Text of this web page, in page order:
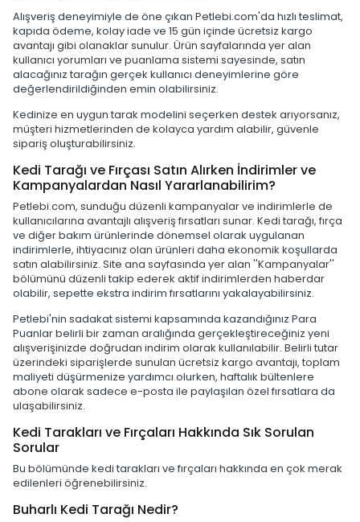
Alışveriş deneyimiyle de öne çıkan Petlebi.com'da hızlı teslimat,
kapıda ödeme, kolay iade ve 15 gün içinde ücretsiz kargo
avantajı gibi olanaklar sunulur. Ürün sayfalarında yer alan
kullanıcı yorumları ve puanlama sistemi sayesinde, satın
alacağınız tarağın gerçek kullanıcı deneyimlerine göre
değerlendirildiğinden emin olabilirsiniz.
Kedinize en uygun tarak modelini seçerken destek arıyorsanız,
müşteri hizmetlerinden de kolayca yardım alabilir, güvenle
sipariş oluşturabilirsiniz.
Kedi Tarağı ve Fırçası Satın Alırken İndirimler ve
Kampanyalardan Nasıl Yararlanabilirim?
Petlebi.com, sunduğu düzenli kampanyalar ve indirimlerle de
kullanıcılarına avantajlı alışveriş fırsatları sunar. Kedi tarağı, fırça
ve diğer bakım ürünlerinde dönemsel olarak uygulanan
indirimlerle, ihtiyacınız olan ürünleri daha ekonomik koşullarda
satın alabilirsiniz. Site ana sayfasında yer alan ''Kampanyalar''
bölümünü düzenli takip ederek aktif indirimlerden haberdar
olabilir, sepette ekstra indirim fırsatlarını yakalayabilirsiniz.
Petlebi'nin sadakat sistemi kapsamında kazandığınız Para
Puanlar belirli bir zaman aralığında gerçekleştireceğiniz yeni
alışverişinizde doğrudan indirim olarak kullanılabilir. Belirli tutar
üzerindeki siparişlerde sunulan ücretsiz kargo avantajı, toplam
maliyeti düşürmenize yardımcı olurken, haftalık bültenlere
abone olarak sadece e-posta ile paylaşılan özel fırsatlara da
ulaşabilirsiniz.
Kedi Tarakları ve Fırçaları Hakkında Sık Sorulan
Sorular
Bu bölümünde kedi tarakları ve fırçaları hakkında en çok merak
edilenleri öğrenebilirsiniz.
Buharlı Kedi Tarağı Nedir?